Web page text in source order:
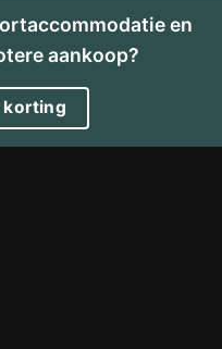
en
aankoop?
korting